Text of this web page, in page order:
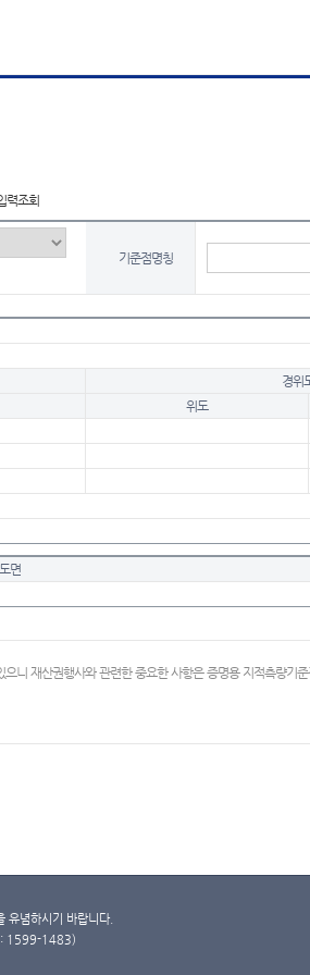
력조회
기준점명칭
경위
위도
도면
니 재산권행사와 관련한 중요한 사항은 증명용 지적측량기
유념하시기 바랍니다.
: 1599-1483)